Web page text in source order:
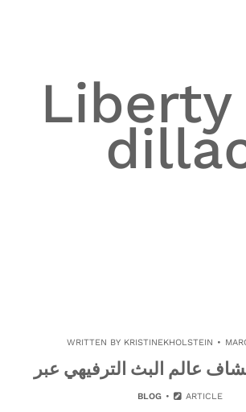
Liberty
WRITTEN BY KRISTINEKHOLSTEIN
BLOG ARTICLE